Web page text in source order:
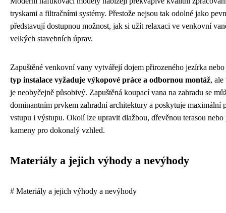
tryskami a filtračními systémy. Přestože nejsou tak odolné jako
představují dostupnou možnost, jak si užít relaxaci ve venkovní
velkých stavebních úprav.
Zapuštěné venkovní vany vytvářejí dojem přirozeného jezírka
typ instalace vyžaduje výkopové práce a odbornou montáž, ale
je neobyčejně působivý. Zapuštěná koupací vana na zahradu se
dominantním prvkem zahradní architektury a poskytuje maximální
vstupu i výstupu. Okolí lze upravit dlažbou, dřevěnou terasou
kameny pro dokonalý vzhled.
Materiály a jejich výhody a nevýhody
# Materiály a jejich výhody a nevýhody